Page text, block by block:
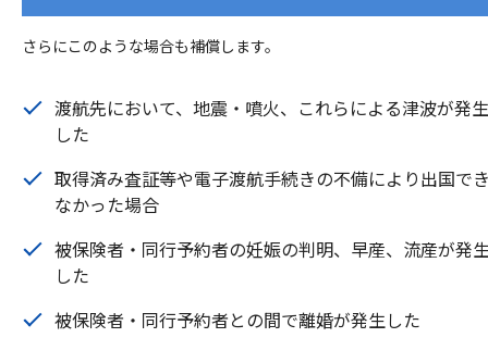
さらにこのような場合も補償します。
渡航先において、地震・噴火、これらによる津波が発生
した
取得済み査証等や電子渡航手続きの不備により出国で
なかった場合
被保険者・同行予約者の妊娠の判明、早産、流産が発
した
被保険者・同行予約者との間で離婚が発生した